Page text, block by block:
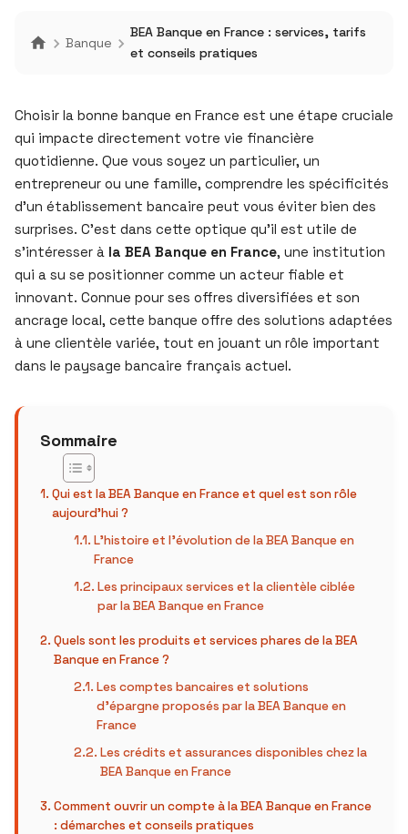
Banque
BEA Banque en France : services, tarifs
et conseils pratiques
Choisir la bonne banque en France est une étape cruciale
qui impacte directement votre vie financière
quotidienne. Que vous soyez un particulier, un
entrepreneur ou une famille, comprendre les spécificités
d’un établissement bancaire peut vous éviter bien des
surprises. C’est dans cette optique qu’il est utile de
s’intéresser à la BEA Banque en France, une institution
qui a su se positionner comme un acteur fiable et
innovant. Connue pour ses offres diversifiées et son
ancrage local, cette banque offre des solutions adaptées
à une clientèle variée, tout en jouant un rôle important
dans le paysage bancaire français actuel.
Sommaire
Qui est la BEA Banque en France et quel est son rôle
aujourd’hui ?
L’histoire et l’évolution de la BEA Banque en
France
Les principaux services et la clientèle ciblée
par la BEA Banque en France
Quels sont les produits et services phares de la BEA
Banque en France ?
Les comptes bancaires et solutions
d’épargne proposés par la BEA Banque en
France
Les crédits et assurances disponibles chez la
BEA Banque en France
Comment ouvrir un compte à la BEA Banque en France
: démarches et conseils pratiques